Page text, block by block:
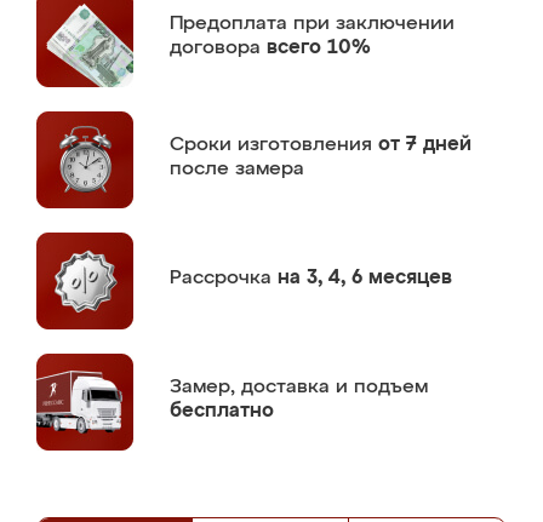
Предоплата при заключении
договора всего 10%
Сроки изготовления от 7 дней
после замера
Рассрочка на 3, 4, 6 месяцев
Замер, доставка и подъем
бесплатно